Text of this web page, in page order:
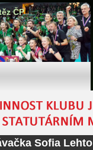
ČP
Sofia Lehto